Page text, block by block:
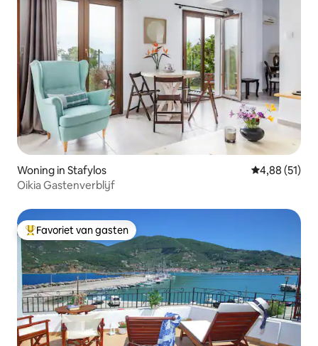
Woning in Stafylos Gemiddelde
4,88 (51)
Oikia Gastenverblijf
Topfavoriet van gasten
Favoriet van gasten